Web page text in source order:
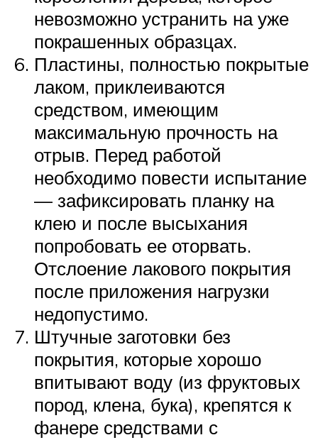
невозможно устранить на уже
покрашенных образцах.
Пластины, полностью покрытые
лаком, приклеиваются
средством, имеющим
максимальную прочность на
отрыв. Перед работой
необходимо повести испытание
— зафиксировать планку на
клею и после высыхания
попробовать ее оторвать.
Отслоение лакового покрытия
после приложения нагрузки
недопустимо.
Штучные заготовки без
покрытия, которые хорошо
впитывают воду (из фруктовых
пород, клена, бука), крепятся к
фанере средствами с